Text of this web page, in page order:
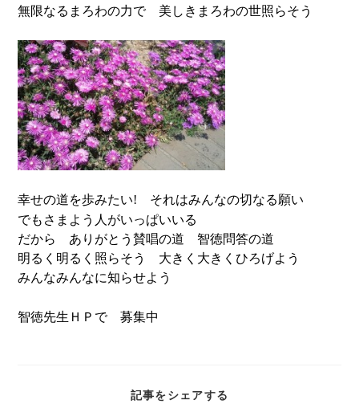
無限なるまろわの力で 美しきまろわの世照らそう
幸せの道を歩みたい!
それはみんなの切なる願い
でもさまよう人がいっぱいいる
だから ありがとう賛唱の道 智徳問答の道
明るく明るく照らそう 大きく大きくひろげよう
みんなみんなに知らせよう
智徳先生ＨＰで 募集中
記事をシェアする